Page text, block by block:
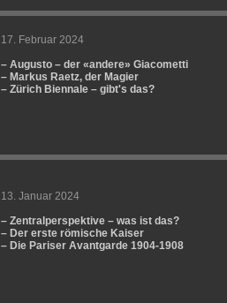
17. Februar 2024
– Augusto – der «andere» Giacometti
– Markus Raetz, der Magier
– Zürich Biennale – gibt's das?
13. Januar 2024
– Zentralperspektive – was ist das?
– Der erste römische Kaiser
– Die Pariser Avantgarde 1904-1908